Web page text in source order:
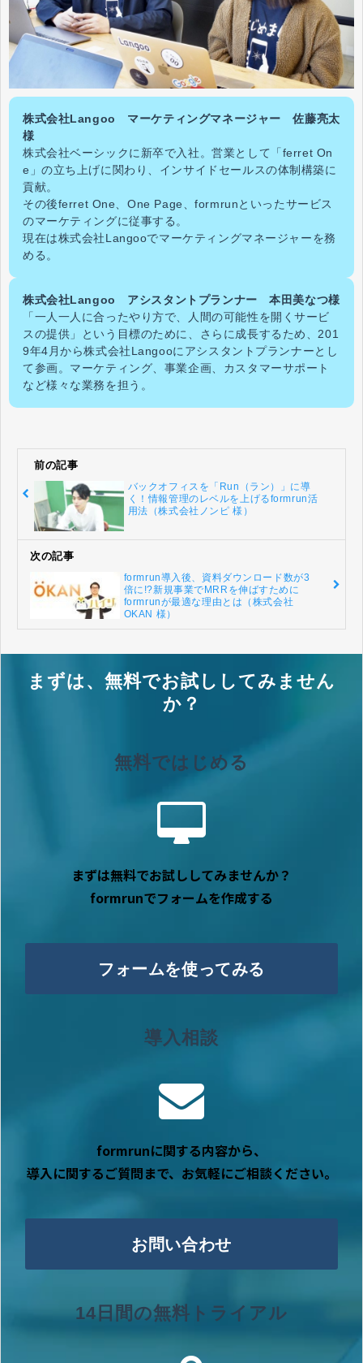
株式会社Langoo マーケティングマネージャー 佐藤亮太
様
株式会社ベーシックに新卒で入社。営業として「ferret On
e」の立ち上げに関わり、インサイドセールスの体制構築に
貢献。
その後ferret One、One Page、formrunといったサービス
のマーケティングに従事する。
現在は株式会社Langooでマーケティングマネージャーを務
める。
株式会社Langoo アシスタントプランナー 本田美なつ様
「一人一人に合ったやり方で、人間の可能性を開くサービ
スの提供」という目標のために、さらに成長するため、201
9年4月から株式会社Langooにアシスタントプランナーとし
て参画。マーケティング、事業企画、カスタマーサポート
など様々な業務を担う。
前の記事
バックオフィスを「Run（ラン）」に導
く！情報管理のレベルを上げるformrun活
用法（株式会社ノンピ 様）
次の記事
formrun導入後、資料ダウンロード数が3
倍に!?新規事業でMRRを伸ばすために
formrunが最適な理由とは（株式会社
OKAN 様）
まずは、無料でお試ししてみません
か？
無料ではじめる
まずは無料でお試ししてみませんか？
formrunでフォームを作成する
フォームを使ってみる
導入相談
formrunに関する内容から、
導入に関するご質問まで、お気軽にご相談ください。
お問い合わせ
14日間の無料トライアル